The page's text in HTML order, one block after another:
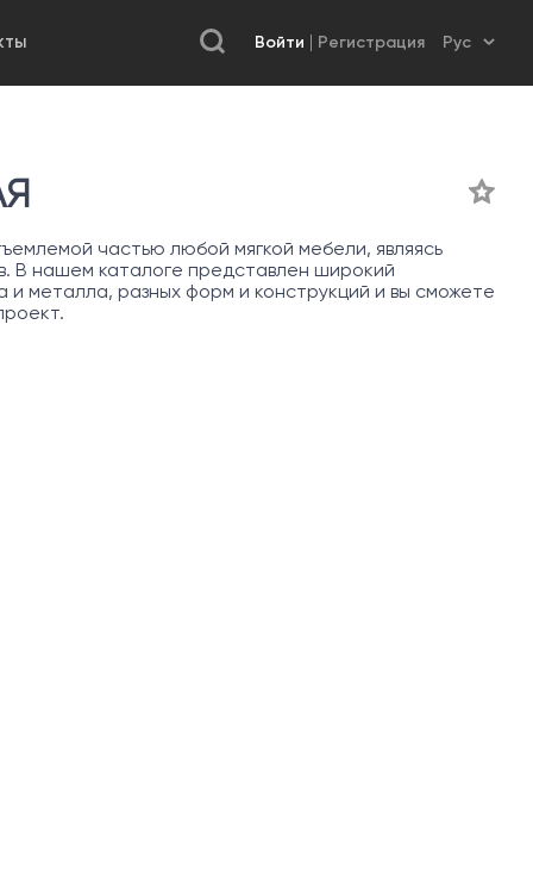
Войти Регистрация
частью любой мягкой мебели, являясь
В нашем каталоге представлен широкий
металла, разных форм и конструкций и вы сможете